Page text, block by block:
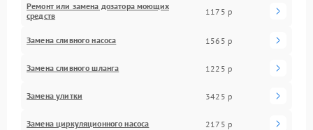
Ремонт или замена дозатора моющих
средств
1175 р
Замена сливного насоса 1565 р
Замена сливного шланга 1225 р
Замена улитки 3425 р
Замена циркуляционного насоса 2175 р